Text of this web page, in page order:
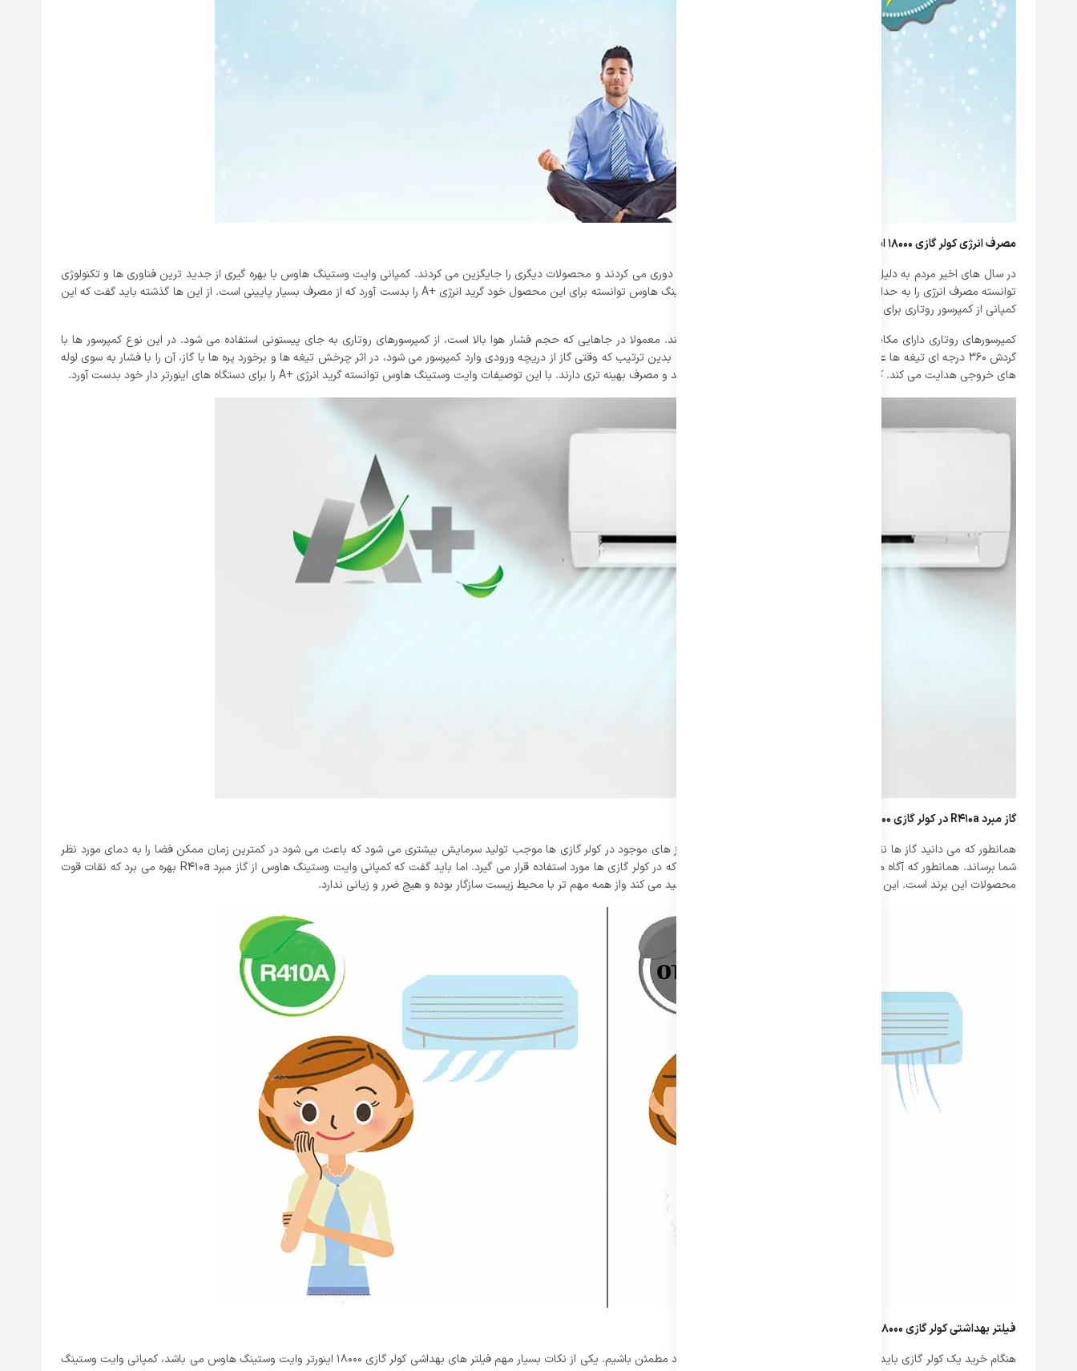
مصرف انرژی کولر گازی 18000 اینورتر وایت وستینگ هاوس
در سال های اخیر مردم به دلیل مصرف های بالا و زیاد کولر گازی ها از آن ها دوری می کردند و محصولات دیگری را جایگزین می کردند. کمپانی وایت وستینگ هاوس با بهره گیری از جدید ترین فناوری ها و تکنولوژی
توانسته مصرف انرژی را به حداقل برساند. کولر گازی 18000 اینورتر وایت وستینگ هاوس توانسته برای این محصول خود گرید انرژی +A را بدست آورد که از مصرف بسیار پایینی است. از این ها گذشته باید گفت که این
کمپانی از کمپرسور روتاری برای محصولات خود بهره می برد.
کمپرسورهای روتاری دارای مکانیزم جابه‌ جایی مثبت و از نوع چرخشی هستند. معمولا در جاهایی که حجم فشار هوا بالا است، از کمپرسورهای روتاری به جای پیستونی استفاده می‌ شود. در این نوع کمپرسور ها با
گردش ۳۶۰ درجه ای تیغه ها عمل مکش و کمپرس ماده مبرد انجام می گیرد، بدین ترتیب که وقتی گاز از دریچه ورودی وارد کمپرسور می شود، در اثر چرخش تیغه ها و برخورد پره ها با گاز، آن را با فشار به سوی لوله
های خروجی هدایت می کند. کمپرسورهای روتاری صدای کمتری تولید می‌ کنند و مصرف بهینه‌ تری دارند. با این توصیفات وایت وستینگ هاوس توانسته گرید انرژی +A را برای دستگاه های اینورتر دار خود بدست آورد.
گاز مبرد R410a در کولر گازی 18000 اینورتر وایت وستینگ هاوس
همانطور که می دانید گاز ها نقش مهمی را در کولر گازی ها ایفا می کنند. گاز های موجود در کولر گازی ها موجب تولید سرمایش بیشتری می شود که باعث می شود در کمترین زمان ممکن فضا را به دمای مورد نظر
شما برساند. همانطور که آگاه هستید و می دانید گاز های زیادی وجود دارند که در کولر گازی ها مورد استفاده قرار می گیرد. اما باید گفت که کمپانی وایت وستینگ هاوس از گاز مبرد R410a بهره می برد که نقات قوت
محصولات این برند است. این گاز نسبت به سایر گاز ها سرمایش بیشتر را تولید می کند واز همه مهم تر با محیط زیست سازگار بوده و هیچ ضرر و زیانی ندارد.
فیلتر بهداشتی کولر گازی 18000 اینورتر وایت وستینگ هاوس
هنگام خرید یک کولر گازی باید به نکات زیادی توجه کرد و باید از انتخاب خود مطمئن باشیم. یکی از نکات بسیار مهم فیلتر های بهداشی کولر گازی 18000 اینورتر وایت وستینگ هاوس می باشد، کمپانی وایت وستینگ